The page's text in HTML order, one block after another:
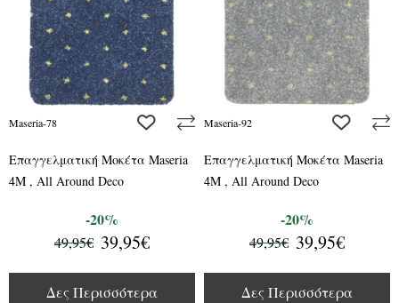
Maseria-78 add to wishlist
Επαγγελματική Μοκέτα Maseria
4M , All Around Deco
49,95€ 39,95€
-20%
Δες Περισσότερα
Maseria-92 add to
Επαγγελματική Μοκέτα Maseria
4M , All Around Deco
49,95€ 39,95€
-20%
Δες Περισσότερα